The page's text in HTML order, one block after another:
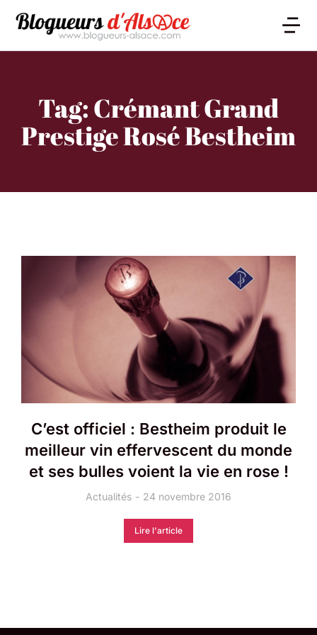
Tag: Crémant Grand
Prestige Rosé Bestheim
C’est officiel : Bestheim produit le
meilleur vin effervescent du monde
et ses bulles voient la vie en rose !
Actualités 24 novembre 2016
Lire l'article